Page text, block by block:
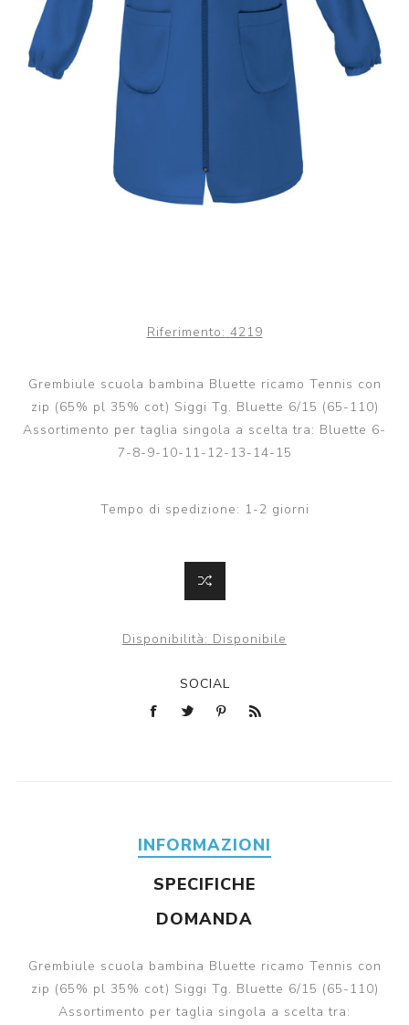
Riferimento: 4219
Grembiule scuola bambina Bluette ricamo Tennis con
zip (65% pl 35% cot) Siggi Tg. Bluette 6/15 (65-110)
Assortimento per taglia singola a scelta tra: Bluette 6-
7-8-9-10-11-12-13-14-15
Tempo di spedizione: 1-2 giorni
Disponibilità: Disponibile
SOCIAL
INFORMAZIONI
SPECIFICHE
DOMANDA
Grembiule scuola bambina Bluette ricamo Tennis con
zip (65% pl 35% cot) Siggi Tg. Bluette 6/15 (65-110)
Assortimento per taglia singola a scelta tra: